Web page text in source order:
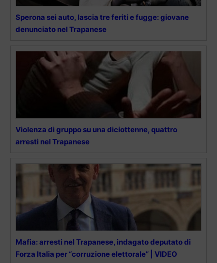
Sperona sei auto, lascia tre feriti e fugge: giovane
denunciato nel Trapanese
Violenza di gruppo su una diciottenne, quattro
arresti nel Trapanese
Mafia: arresti nel Trapanese, indagato deputato di
Forza Italia per “corruzione elettorale” | VIDEO